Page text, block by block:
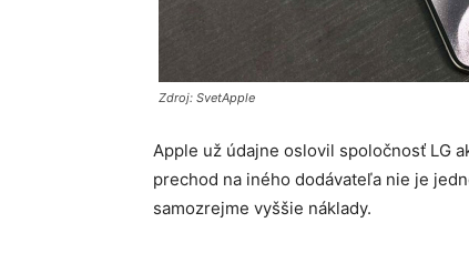
Zdroj: SvetApple
Apple už údajne oslovil spoločnosť LG
prechod na iného dodávateľa nie je
samozrejme vyššie náklady.